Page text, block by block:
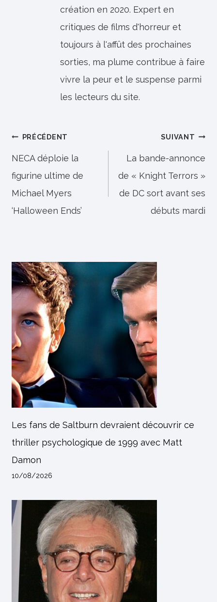
création en 2020. Expert en
critiques de films d'horreur et
toujours à l'affût des prochaines
sorties, ma plume contribue à faire
vivre la peur et le suspense parmi
les lecteurs du site.
Navigation
de
l’article
PRÉCÉDENT
NECA déploie la
figurine ultime de
Michael Myers
‘Halloween Ends’
SUIVANT
La bande-annonce
de « Knight Terrors »
de DC sort avant ses
débuts mardi
Les fans de Saltburn devraient découvrir ce
thriller psychologique de 1999 avec Matt
Damon
10/08/2026